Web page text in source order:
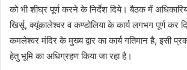
को भी शीघ्र पूर्ण करने के निर्देश दिये। बैठक में
खिर्सू, क्यूंकालेश्वर व कण्डोलिया के कार्य लगभग पूर्ण कर
कमलेश्वर मंदिर के मुख्य द्वार का कार्य गतिमान है, इसी
हेतु भूमि का अधिग्रहण किया जा रहा है।